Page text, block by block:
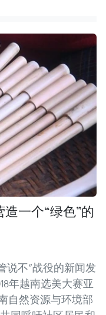
一个“绿色”的
说不”战役的新闻发
年越南选美大赛亚
自然资源与环境部